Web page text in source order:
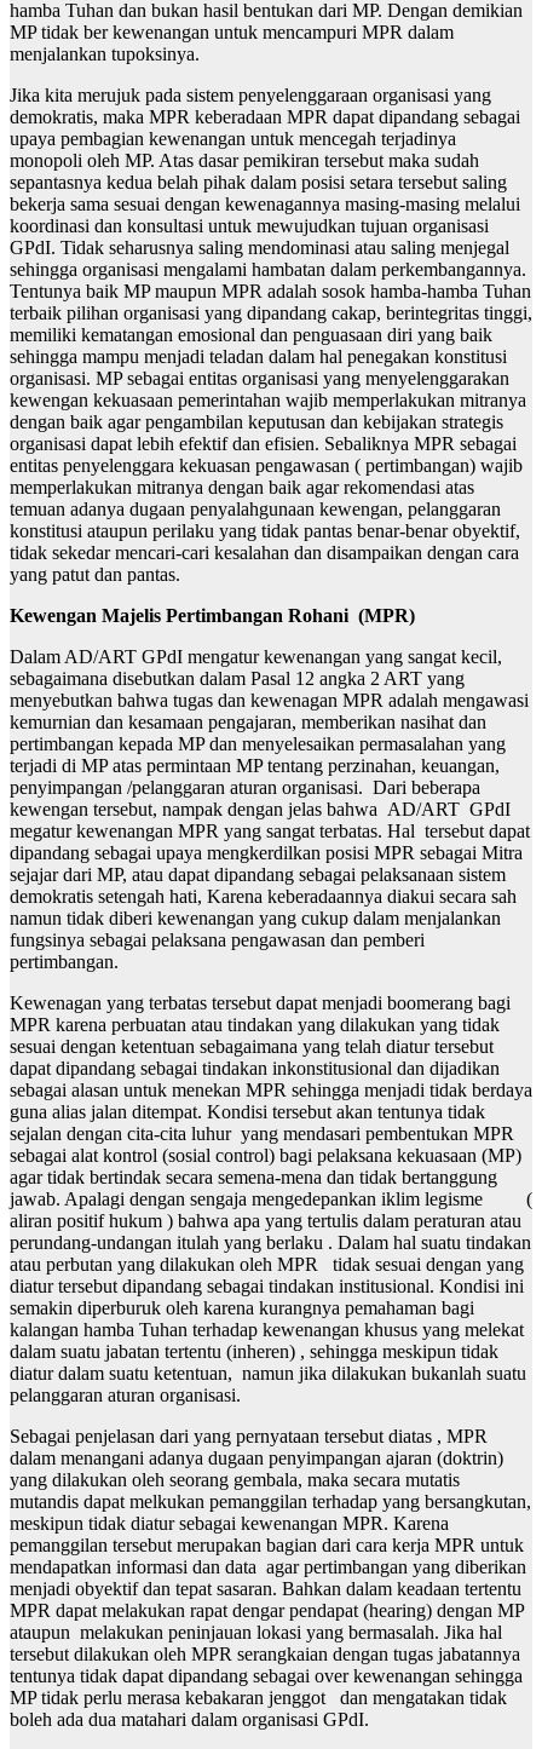
hamba Tuhan dan bukan hasil bentukan dari MP. Dengan demikian
MP tidak ber kewenangan untuk mencampuri MPR dalam
menjalankan tupoksinya.
Jika kita merujuk pada sistem penyelenggaraan organisasi yang
demokratis, maka MPR keberadaan MPR dapat dipandang sebagai
upaya pembagian kewenangan untuk mencegah terjadinya
monopoli oleh MP. Atas dasar pemikiran tersebut maka sudah
sepantasnya kedua belah pihak dalam posisi setara tersebut saling
bekerja sama sesuai dengan kewenagannya masing-masing melalui
koordinasi dan konsultasi untuk mewujudkan tujuan organisasi
GPdI. Tidak seharusnya saling mendominasi atau saling menjegal
sehingga organisasi mengalami hambatan dalam perkembangannya.
Tentunya baik MP maupun MPR adalah sosok hamba-hamba Tuhan
terbaik pilihan organisasi yang dipandang cakap, berintegritas tinggi,
memiliki kematangan emosional dan penguasaan diri yang baik
sehingga mampu menjadi teladan dalam hal penegakan konstitusi
organisasi. MP sebagai entitas organisasi yang menyelenggarakan
kewengan kekuasaan pemerintahan wajib memperlakukan mitranya
dengan baik agar pengambilan keputusan dan kebijakan strategis
organisasi dapat lebih efektif dan efisien. Sebaliknya MPR sebagai
entitas penyelenggara kekuasan pengawasan ( pertimbangan) wajib
memperlakukan mitranya dengan baik agar rekomendasi atas
temuan adanya dugaan penyalahgunaan kewengan, pelanggaran
konstitusi ataupun perilaku yang tidak pantas benar-benar obyektif,
tidak sekedar mencari-cari kesalahan dan disampaikan dengan cara
yang patut dan pantas.
Kewengan Majelis Pertimbangan Rohani (MPR)
Dalam AD/ART GPdI mengatur kewenangan yang sangat kecil,
sebagaimana disebutkan dalam Pasal 12 angka 2 ART yang
menyebutkan bahwa tugas dan kewenagan MPR adalah mengawasi
kemurnian dan kesamaan pengajaran, memberikan nasihat dan
pertimbangan kepada MP dan menyelesaikan permasalahan yang
terjadi di MP atas permintaan MP tentang perzinahan, keuangan,
penyimpangan /pelanggaran aturan organisasi. Dari beberapa
kewengan tersebut, nampak dengan jelas bahwa AD/ART GPdI
megatur kewenangan MPR yang sangat terbatas. Hal tersebut dapat
dipandang sebagai upaya mengkerdilkan posisi MPR sebagai Mitra
sejajar dari MP, atau dapat dipandang sebagai pelaksanaan sistem
demokratis setengah hati, Karena keberadaannya diakui secara sah
namun tidak diberi kewenangan yang cukup dalam menjalankan
fungsinya sebagai pelaksana pengawasan dan pemberi
pertimbangan.
Kewenagan yang terbatas tersebut dapat menjadi boomerang bagi
MPR karena perbuatan atau tindakan yang dilakukan yang tidak
sesuai dengan ketentuan sebagaimana yang telah diatur tersebut
dapat dipandang sebagai tindakan inkonstitusional dan dijadikan
sebagai alasan untuk menekan MPR sehingga menjadi tidak berdaya
guna alias jalan ditempat. Kondisi tersebut akan tentunya tidak
sejalan dengan cita-cita luhur yang mendasari pembentukan MPR
sebagai alat kontrol (sosial control) bagi pelaksana kekuasaan (MP)
agar tidak bertindak secara semena-mena dan tidak bertanggung
jawab. Apalagi dengan sengaja mengedepankan iklim legisme (
aliran positif hukum ) bahwa apa yang tertulis dalam peraturan atau
perundang-undangan itulah yang berlaku . Dalam hal suatu tindakan
atau perbutan yang dilakukan oleh MPR tidak sesuai dengan yang
diatur tersebut dipandang sebagai tindakan institusional. Kondisi ini
semakin diperburuk oleh karena kurangnya pemahaman bagi
kalangan hamba Tuhan terhadap kewenangan khusus yang melekat
dalam suatu jabatan tertentu (inheren) , sehingga meskipun tidak
diatur dalam suatu ketentuan, namun jika dilakukan bukanlah suatu
pelanggaran aturan organisasi.
Sebagai penjelasan dari yang pernyataan tersebut diatas , MPR
dalam menangani adanya dugaan penyimpangan ajaran (doktrin)
yang dilakukan oleh seorang gembala, maka secara mutatis
mutandis dapat melkukan pemanggilan terhadap yang bersangkutan,
meskipun tidak diatur sebagai kewenangan MPR. Karena
pemanggilan tersebut merupakan bagian dari cara kerja MPR untuk
mendapatkan informasi dan data agar pertimbangan yang diberikan
menjadi obyektif dan tepat sasaran. Bahkan dalam keadaan tertentu
MPR dapat melakukan rapat dengar pendapat (hearing) dengan MP
ataupun melakukan peninjauan lokasi yang bermasalah. Jika hal
tersebut dilakukan oleh MPR serangkaian dengan tugas jabatannya
tentunya tidak dapat dipandang sebagai over kewenangan sehingga
MP tidak perlu merasa kebakaran jenggot dan mengatakan tidak
boleh ada dua matahari dalam organisasi GPdI.